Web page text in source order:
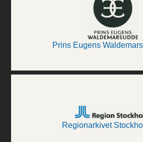
Prins Eugens
Regionarkivet